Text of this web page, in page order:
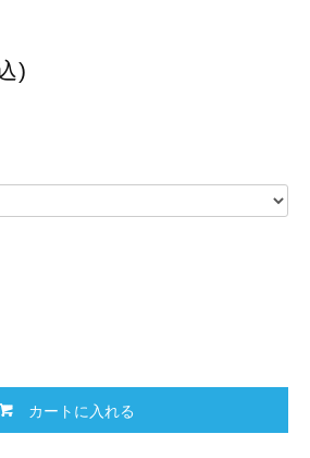
)
カートに入れる